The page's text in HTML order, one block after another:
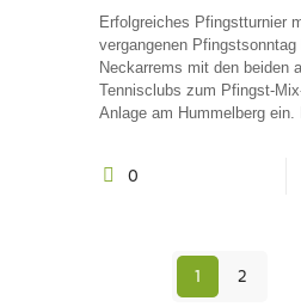
Erfolgreiches Pfingstturnier
vergangenen
Neckarrems mit den beiden
Tennisclubs zum Pfingst-
Anlage am Hummelberg ein.
0
1 2